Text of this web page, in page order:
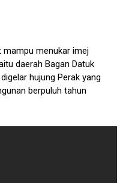
mampu menukar imej
daerah Bagan Datuk
hujung Perak yang
berpuluh tahun